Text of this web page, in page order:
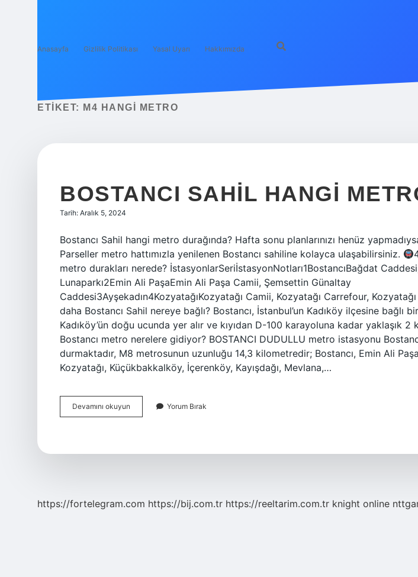
Anasayfa Gizlilik Politikası Yasal Uyarı Hakkımızda
ETIKET: M4 HANGI METRO
BOSTANCI SAHIL HANGI
Tarih: Aralık 5, 2024
Bostancı Sahil hangi metro durağında? Hafta sonu planlarınızı henüz
Parseller metro hattımızla yenilenen Bostancı sahiline kolayca ulaşabilirsiniz.
metro durakları nerede? İstasyonlarSeriİstasyonNotları1BostancıBağdat
Lunaparkı2Emin Ali PaşaEmin Ali Paşa Camii, Şemsettin Günaltay
Caddesi3Ayşekadın4KozyatağıKozyatağı Camii, Kozyatağı Carrefour,
daha Bostancı Sahil nereye bağlı? Bostancı, İstanbul’un Kadıköy ilçesine bağlı
Kadıköy’ün doğu ucunda yer alır ve kıyıdan D-100 karayoluna kadar yaklaşık 2
Bostancı metro nerelere gidiyor? BOSTANCI DUDULLU metro istasyonu
durmaktadır, M8 metrosunun uzunluğu 14,3 kilometredir; Bostancı, Emin Ali
Kozyatağı, Küçükbakkalköy, İçerenköy, Kayışdağı, Mevlana,…
Devamını okuyun Bostancı
Sahil
Yorum Bırak
https://fortelegram.com https://bij.com.tr https://reeltarim.com.tr knight online